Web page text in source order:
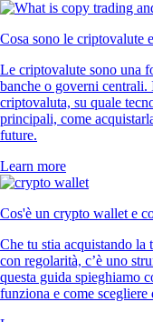
Cosa sono le criptovalute
Le criptovalute sono una
banche o governi centrali.
criptovaluta, su quale
principali, come
future.
Learn more
Cos'è un crypto wallet e
Che tu stia acquistando
con regolarità, c’è uno
questa guida spieghiamo
funziona e come